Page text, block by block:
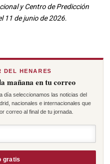
y Centro de Predicción
11 de junio de 2026.
DEL HENARES
mañana en tu correo
día seleccionamos las noticias del
nacionales e internacionales que
correo al final de tu jornada.
gratis